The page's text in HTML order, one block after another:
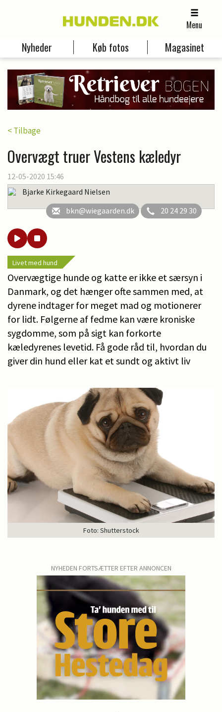
Menu
Nyheder Køb fotos Magasinet
< Tilbage
Overvægt truer Vestens kæledyr
12-05-2020 15:46
Bjarke Kirkegaard Nielsen
bkn@wiegaarden.dk
20 24 29 30
Livet med hund
Overvægtige hunde og katte er ikke et særsyn i
Danmark, og det hænger ofte sammen med, at
dyrene indtager for meget mad og motionerer
for lidt. Følgerne af fedme kan være kroniske
sygdomme, som på sigt kan forkorte
kæledyrenes levetid. Få gode råd til, hvordan du
giver din hund eller kat et sundt og aktivt liv
Foto: Shutterstock
NYHEDEN FORTSÆTTER EFTER ANNONCEN